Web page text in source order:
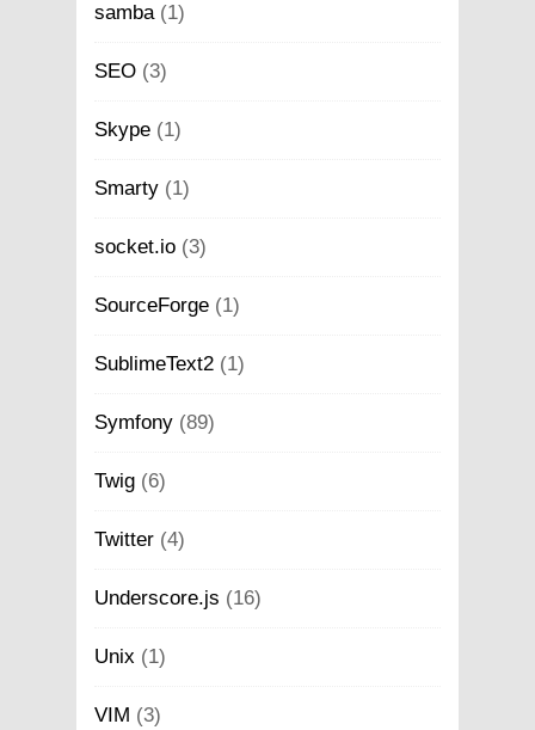
samba(1)
SEO (3)
Skype (1)
Smarty (1)
socket.io (3)
SourceForge (1)
SublimeText2 (1)
Symfony (89)
Twig (6)
Twitter (4)
Underscore.js (16)
Unix (1)
VIM (3)